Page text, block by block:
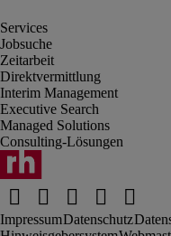
Jobsuche
Zeitarbeit
Direktvermittlung
Interim Management
Executive Search
Managed Solutions
Consulting-Lösungen
ImpressumDatenschutz